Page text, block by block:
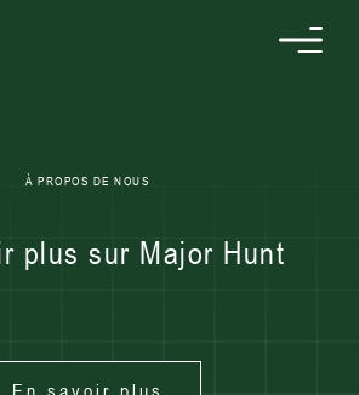
À PROPOS DE NOUS
plus sur Major Hunt
En savoir plus